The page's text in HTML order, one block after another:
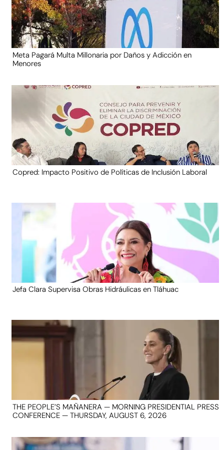
Meta Pagará Multa Millonaria por Daños y Adicción en
Menores
Copred: Impacto Positivo de Políticas de Inclusión Laboral
Jefa Clara Supervisa Obras Hidráulicas en Tláhuac
THE PEOPLE’S MAÑANERA — MORNING PRESIDENTIAL PRESS
CONFERENCE — THURSDAY, AUGUST 6, 2026